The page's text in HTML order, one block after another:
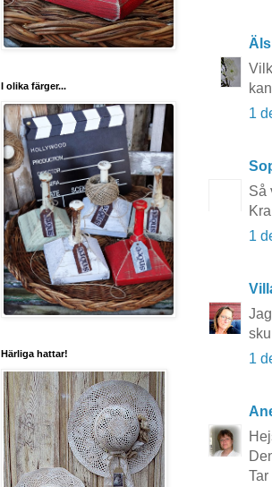
1
Så
1
1
I olika färger...
Härliga hattar!